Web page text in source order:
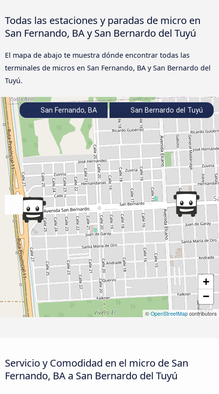
Todas las estaciones y paradas de micro en
San Fernando, BA y San Bernardo del Tuyú
El mapa de abajo te muestra dónde encontrar todas las
terminales de micros en San Fernando, BA y San Bernardo del
Tuyú.
+
−
© OpenStreetMap contributors
San Fernando, BA San Bernardo del Tuyú
Servicio y Comodidad en el micro de San
Fernando, BA a San Bernardo del Tuyú